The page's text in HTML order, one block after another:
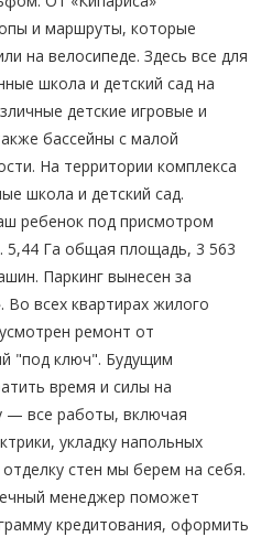
и маршруты, которые
на велосипеде. Здесь все для
школа и детский сад на
детские игровые и
бассейны с малой
На территории комплекса
школа и детский сад.
ребенок под присмотром
5,44 Га общая площадь, 3 563
Паркинг вынесен за
всех квартирах жилого
ремонт от
"под ключ". Будущим
время и силы на
— все работы, включая
укладку напольных
стен мы берем на себя.
менеджер поможет
кредитования, оформить